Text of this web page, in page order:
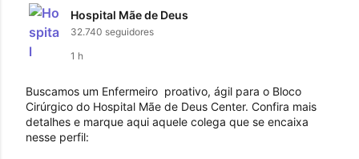
Hospital Mãe de Deus
32.740 seguidores
1 h
Buscamos um Enfermeiro  proativo, ágil para o Bloco
Cirúrgico do Hospital Mãe de Deus Center. Confira mais
detalhes e marque aqui aquele colega que se encaixa
nesse perfil: